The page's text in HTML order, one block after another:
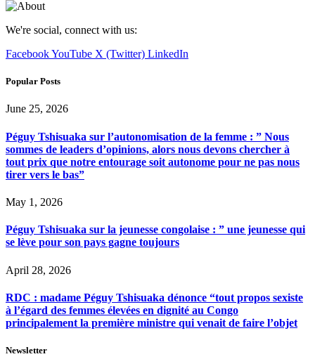
We're social, connect with us:
FacebookYouTube X (Twitter) LinkedIn
Popular Posts
June 25, 2026
Péguy Tshisuaka sur l’autonomisation de la femme : ” Nous
sommes de leaders d’opinions, alors nous devons chercher à
tout prix que notre entourage soit autonome pour ne pas nous
tirer vers le bas”
May 1, 2026
Péguy Tshisuaka sur la jeunesse congolaise : ” une jeunesse qui
se lève pour son pays gagne toujours
April 28, 2026
RDC : madame Péguy Tshisuaka dénonce “tout propos sexiste
à l’égard des femmes élevées en dignité au Congo
principalement la première ministre qui venait de faire l’objet
Newsletter